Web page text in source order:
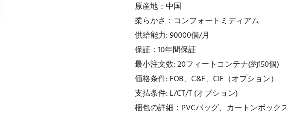
原産地：中国
柔らかさ：コンフォートミディアム
供給能力: 90000個/月
保証：10年間保証
最小注文数: 20フィートコンテナ(約150個)
価格条件: FOB、C&F、CIF（オプション）
支払条件: L/CT/T (オプション)
梱包の詳細：PVCバッグ、カートンボック